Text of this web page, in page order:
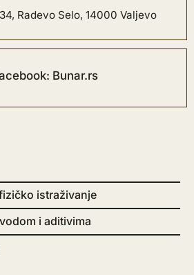
Radevo Selo, 14000 Valjevo
Bunar.rs
istraživanje
i aditivima